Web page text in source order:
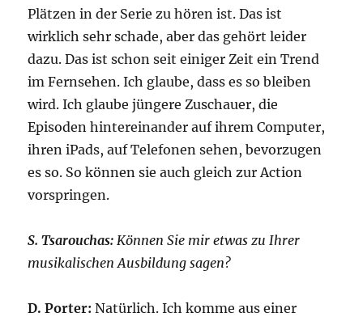
Plätzen in der Serie zu hören ist. Das ist
wirklich sehr schade, aber das gehört leider
dazu. Das ist schon seit einiger Zeit ein Trend
im Fernsehen. Ich glaube, dass es so bleiben
wird. Ich glaube jüngere Zuschauer, die
Episoden hintereinander auf ihrem Computer,
ihren iPads, auf Telefonen sehen, bevorzugen
es so. So können sie auch gleich zur Action
vorspringen.
S. Tsarouchas: Können Sie mir etwas zu Ihrer
musikalischen Ausbildung sagen?
D. Porter: Natürlich. Ich komme aus einer